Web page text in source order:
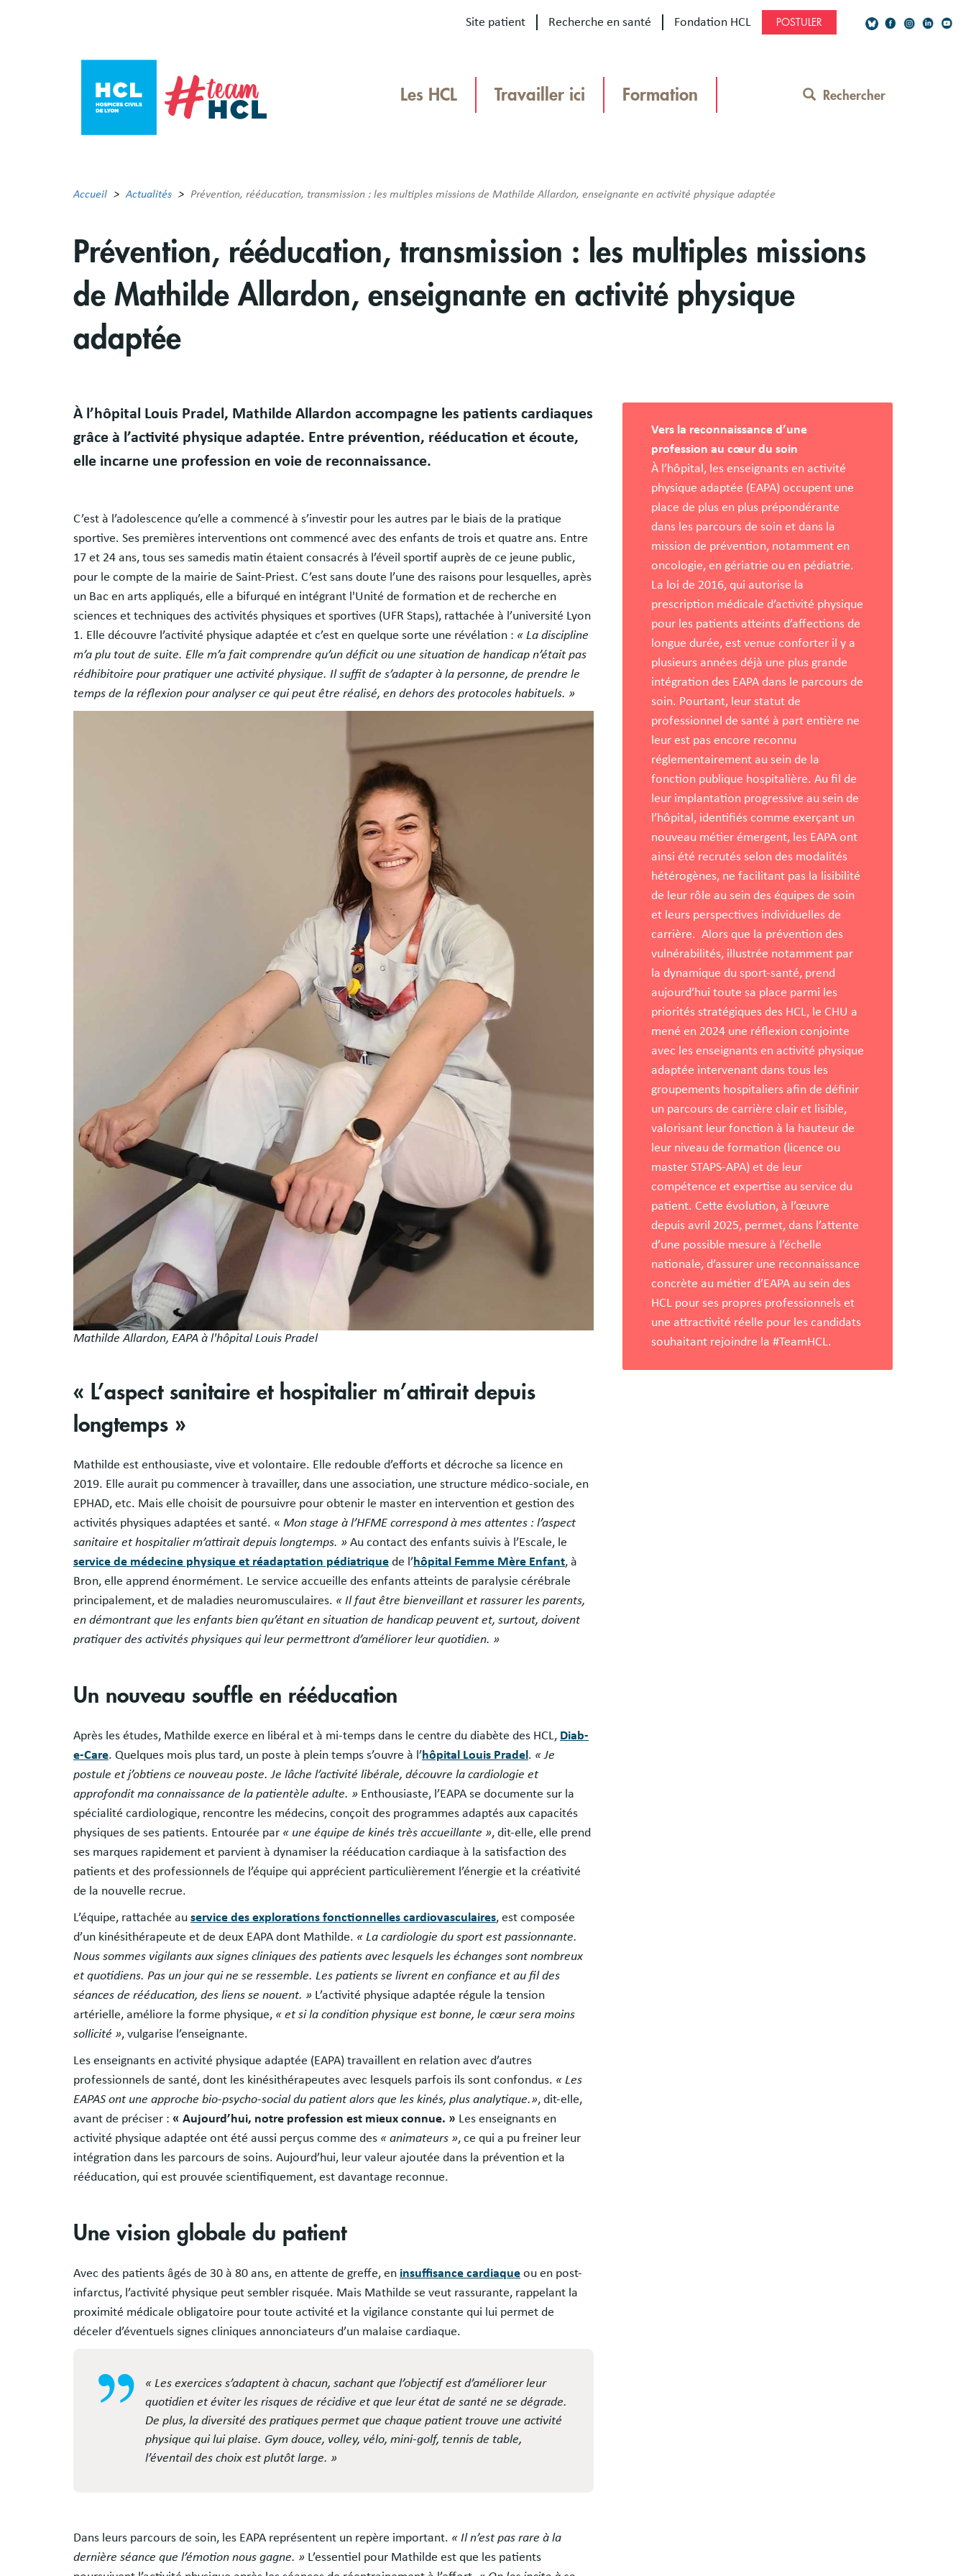
Site patient Recherche en santé Fondation HCL POSTULER
Network
Les HCL Travailler ici Formation Rechercher
Accueil Actualités Prévention, rééducation, transmission : les multiples missions de Mathilde Allardon, enseignante en activité physique adaptée
Prévention, rééducation, transmission : les multiples missions
de Mathilde Allardon, enseignante en activité physique
adaptée
À l’hôpital Louis Pradel, Mathilde Allardon accompagne les patients cardiaques
grâce à l’activité physique adaptée. Entre prévention, rééducation et écoute,
elle incarne une profession en voie de reconnaissance.
C’est à l’adolescence qu’elle a commencé à s’investir pour les autres par le biais de la pratique
sportive. Ses premières interventions ont commencé avec des enfants de trois et quatre ans. Entre
17 et 24 ans, tous ses samedis matin étaient consacrés à l’éveil sportif auprès de ce jeune public,
pour le compte de la mairie de Saint-Priest. C’est sans doute l’une des raisons pour lesquelles, après
un Bac en arts appliqués, elle a bifurqué en intégrant l'Unité de formation et de recherche en
sciences et techniques des activités physiques et sportives (UFR Staps), rattachée à l’université Lyon
1. Elle découvre l’activité physique adaptée et c’est en quelque sorte une révélation : « La discipline
m’a plu tout de suite. Elle m’a fait comprendre qu’un déficit ou une situation de handicap n’était pas
rédhibitoire pour pratiquer une activité physique. Il suffit de s’adapter à la personne, de prendre le
temps de la réflexion pour analyser ce qui peut être réalisé, en dehors des protocoles habituels. »
Mathilde Allardon, EAPA à l'hôpital Louis Pradel
« L’aspect sanitaire et hospitalier m’attirait depuis
longtemps »
Mathilde est enthousiaste, vive et volontaire. Elle redouble d’efforts et décroche sa licence en
2019. Elle aurait pu commencer à travailler, dans une association, une structure médico-sociale, en
EPHAD, etc. Mais elle choisit de poursuivre pour obtenir le master en intervention et gestion des
activités physiques adaptées et santé. « Mon stage à l’HFME correspond à mes attentes : l’aspect
sanitaire et hospitalier m’attirait depuis longtemps. » Au contact des enfants suivis à l’Escale, le
service de médecine physique et réadaptation pédiatrique de l’hôpital Femme Mère Enfant, à
Bron, elle apprend énormément. Le service accueille des enfants atteints de paralysie cérébrale
principalement, et de maladies neuromusculaires. « Il faut être bienveillant et rassurer les parents,
en démontrant que les enfants bien qu’étant en situation de handicap peuvent et, surtout, doivent
pratiquer des activités physiques qui leur permettront d’améliorer leur quotidien. »
Un nouveau souffle en rééducation
Après les études, Mathilde exerce en libéral et à mi-temps dans le centre du diabète des HCL, Diab-
e-Care. Quelques mois plus tard, un poste à plein temps s’ouvre à l’hôpital Louis Pradel . « Je
postule et j’obtiens ce nouveau poste. Je lâche l’activité libérale, découvre la cardiologie et
approfondit ma connaissance de la patientèle adulte. » Enthousiaste, l’EAPA se documente sur la
spécialité cardiologique, rencontre les médecins, conçoit des programmes adaptés aux capacités
physiques de ses patients. Entourée par « une équipe de kinés très accueillante », dit-elle, elle prend
ses marques rapidement et parvient à dynamiser la rééducation cardiaque à la satisfaction des
patients et des professionnels de l’équipe qui apprécient particulièrement l’énergie et la créativité
de la nouvelle recrue.
L’équipe, rattachée au service des explorations fonctionnelles cardiovasculaires, est composée
d’un kinésithérapeute et de deux EAPA dont Mathilde. « La cardiologie du sport est passionnante.
Nous sommes vigilants aux signes cliniques des patients avec lesquels les échanges sont nombreux
et quotidiens. Pas un jour qui ne se ressemble. Les patients se livrent en confiance et au fil des
séances de rééducation, des liens se nouent. » L’activité physique adaptée régule la tension
artérielle, améliore la forme physique, « et si la condition physique est bonne, le cœur sera moins
sollicité », vulgarise l’enseignante.
Les enseignants en activité physique adaptée (EAPA) travaillent en relation avec d’autres
professionnels de santé, dont les kinésithérapeutes avec lesquels parfois ils sont confondus. « Les
EAPAS ont une approche bio-psycho-social du patient alors que les kinés, plus analytique.», dit-elle,
avant de préciser : « Aujourd’hui, notre profession est mieux connue. » Les enseignants en
activité physique adaptée ont été aussi perçus comme des « animateurs », ce qui a pu freiner leur
intégration dans les parcours de soins. Aujourd’hui, leur valeur ajoutée dans la prévention et la
rééducation, qui est prouvée scientifiquement, est davantage reconnue.
Une vision globale du patient
Avec des patients âgés de 30 à 80 ans, en attente de greffe, en insuffisance cardiaque ou en post-
infarctus, l’activité physique peut sembler risquée. Mais Mathilde se veut rassurante, rappelant la
proximité médicale obligatoire pour toute activité et la vigilance constante qui lui permet de
déceler d’éventuels signes cliniques annonciateurs d’un malaise cardiaque.
« Les exercices s’adaptent à chacun, sachant que l’objectif est d’améliorer leur
quotidien et éviter les risques de récidive et que leur état de santé ne se dégrade.
De plus, la diversité des pratiques permet que chaque patient trouve une activité
physique qui lui plaise. Gym douce, volley, vélo, mini-golf, tennis de table,
l’éventail des choix est plutôt large. »
Dans leurs parcours de soin, les EAPA représentent un repère important. « Il n’est pas rare à la
dernière séance que l’émotion nous gagne. » L’essentiel pour Mathilde est que les patients
Vers la reconnaissance d’une
profession au cœur du soin
À l’hôpital, les enseignants en activité
physique adaptée (EAPA) occupent une
place de plus en plus prépondérante
dans les parcours de soin et dans la
mission de prévention, notamment en
oncologie, en gériatrie ou en pédiatrie.
La loi de 2016, qui autorise la
prescription médicale d’activité physique
pour les patients atteints d’affections de
longue durée, est venue conforter il y a
plusieurs années déjà une plus grande
intégration des EAPA dans le parcours de
soin. Pourtant, leur statut de
professionnel de santé à part entière ne
leur est pas encore reconnu
réglementairement au sein de la
fonction publique hospitalière. Au fil de
leur implantation progressive au sein de
l’hôpital, identifiés comme exerçant un
nouveau métier émergent, les EAPA ont
ainsi été recrutés selon des modalités
hétérogènes, ne facilitant pas la lisibilité
de leur rôle au sein des équipes de soin
et leurs perspectives individuelles de
carrière. Alors que la prévention des
vulnérabilités, illustrée notamment par
la dynamique du sport-santé, prend
aujourd’hui toute sa place parmi les
priorités stratégiques des HCL, le CHU a
mené en 2024 une réflexion conjointe
avec les enseignants en activité physique
adaptée intervenant dans tous les
groupements hospitaliers afin de définir
un parcours de carrière clair et lisible,
valorisant leur fonction à la hauteur de
leur niveau de formation (licence ou
master STAPS-APA) et de leur
compétence et expertise au service du
patient. Cette évolution, à l’œuvre
depuis avril 2025, permet, dans l’attente
d’une possible mesure à l’échelle
nationale, d’assurer une reconnaissance
concrète au métier d’EAPA au sein des
HCL pour ses propres professionnels et
une attractivité réelle pour les candidats
souhaitant rejoindre la #TeamHCL.